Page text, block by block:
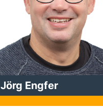
Jörg Engfer